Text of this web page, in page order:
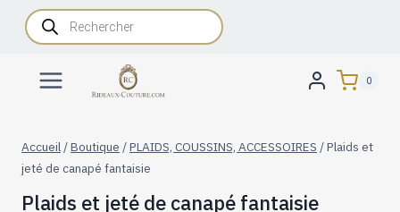
AllerRecherche
de
produits
0
Accueil /Boutique /PLAIDS, COUSSINS, ACCESSOIRES /Plaids et
jeté de canapé fantaisie
Plaids et jeté de canapé fantaisie